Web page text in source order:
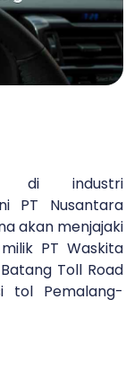
di industri
PT Nusantara
akan menjajaki
PT Waskita
Toll Road
tol Pemalang-